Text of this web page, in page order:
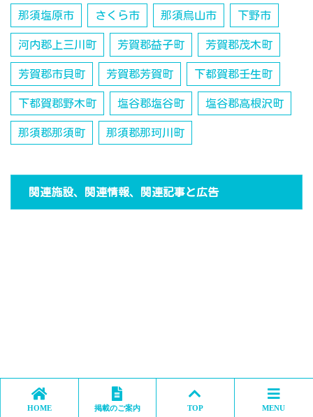
那須塩原市 さくら市 那須烏山市 下野市
河内郡上三川町 芳賀郡益子町 芳賀郡茂木町
芳賀郡市貝町 芳賀郡芳賀町 下都賀郡壬生町
下都賀郡野木町 塩谷郡塩谷町 塩谷郡高根沢町
那須郡那須町 那須郡那珂川町
関連施設、関連情報、関連記事と広告
HOME 掲載のご案内 TOP MENU